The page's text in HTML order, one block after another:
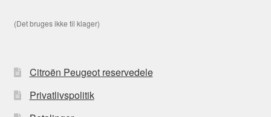
(Det bruges ikke til klager)
Citroën Peugeot reservedele
Privatlivspolitik